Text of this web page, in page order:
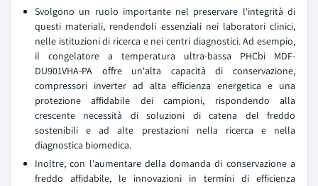
Svolgono un ruolo importante nel preservare l'integrità di
questi materiali, rendendoli essenziali nei laboratori clinici,
nelle istituzioni di ricerca e nei centri diagnostici. Ad esempio,
il congelatore a temperatura ultra-bassa PHCbi MDF-
DU901VHA-PA offre un'alta capacità di conservazione,
compressori inverter ad alta efficienza energetica e una
protezione affidabile dei campioni, rispondendo alla
crescente necessità di soluzioni di catena del freddo
sostenibili e ad alte prestazioni nella ricerca e nella
diagnostica biomedica.
Inoltre, con l'aumentare della domanda di conservazione a
freddo affidabile, le innovazioni in termini di efficienza